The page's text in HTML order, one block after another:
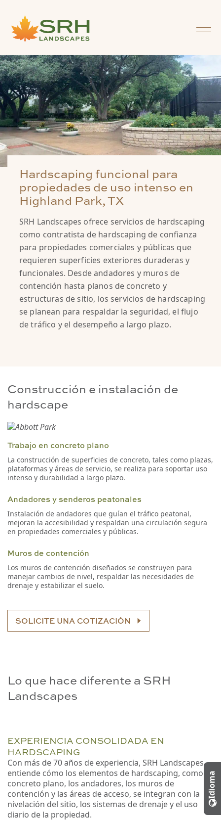
Idioma
Hardscaping funcional para
propiedades de uso intenso en
Highland Park, TX
SRH Landscapes ofrece servicios de hardscaping
como contratista de hardscaping de confianza
para propiedades comerciales y públicas que
requieren superficies exteriores duraderas y
funcionales. Desde andadores y muros de
contención hasta planos de concreto y
estructuras de sitio, los servicios de hardscaping
se planean para respaldar la seguridad, el flujo
de tráfico y el desempeño a largo plazo.
Construcción e instalación de
hardscape
Trabajo en concreto plano
La construcción de superficies de concreto, tales como plazas,
plataformas y áreas de servicio, se realiza para soportar uso
intenso y durabilidad a largo plazo.
Andadores y senderos peatonales
Instalación de andadores que guían el tráfico peatonal,
mejoran la accesibilidad y respaldan una circulación segura
en propiedades comerciales y públicas.
Muros de contención
Los muros de contención diseñados se construyen para
manejar cambios de nivel, respaldar las necesidades de
drenaje y estabilizar el suelo.
SOLICITE UNA COTIZACIÓN
Lo que hace diferente a SRH
Landscapes
EXPERIENCIA CONSOLIDADA EN
HARDSCAPING
Con más de 70 años de experiencia, SRH Landscapes
entiende cómo los elementos de hardscaping, como el
concreto plano, los andadores, los muros de
contención y las áreas de acceso, se integran con la
nivelación del sitio, los sistemas de drenaje y el uso
diario de la propiedad.